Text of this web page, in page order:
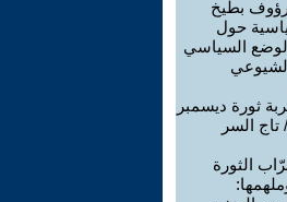
بطيخ
حول
السياسي
ثورة ديسمبر
السر
الثورة